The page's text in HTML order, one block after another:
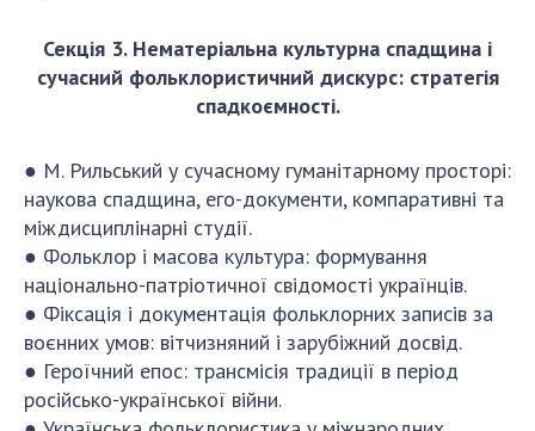
Секція 3. Нематеріальна культурна спадщина і
сучасний фольклористичний дискурс: стратегія
спадкоємності.
● М. Рильський у сучасному гуманітарному просторі:
наукова спадщина, его-документи, компаративні та
міждисциплінарні студії.
● Фольклор і масова культура: формування
національно-патріотичної свідомості українців.
● Фіксація і документація фольклорних записів за
воєнних умов: вітчизняний і зарубіжний досвід.
● Героїчний епос: трансмісія традиції в період
російсько-української війни.